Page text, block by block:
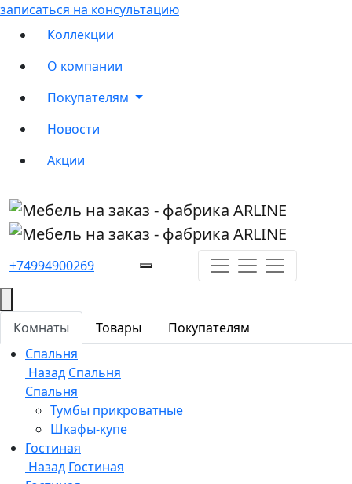
записаться на консультацию
Коллекции
О компании
Покупателям
Новости
Акции
+74994900269